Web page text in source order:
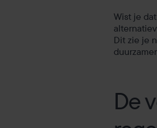
Wist je
Dit zie je
De